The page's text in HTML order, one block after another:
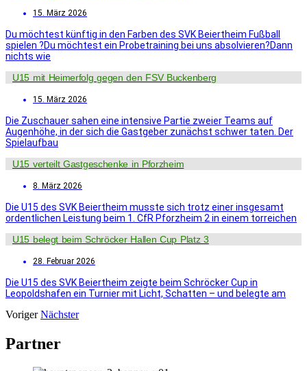
15. März 2026
Du möchtest künftig in den Farben des SVK Beiertheim Fußball
spielen ?Du möchtest ein Probetraining bei uns absolvieren?Dann
nichts wie
U15 mit Heimerfolg gegen den FSV Buckenberg
15. März 2026
Die Zuschauer sahen eine intensive Partie zweier Teams auf
Augenhöhe, in der sich die Gastgeber zunächst schwer taten. Der
Spielaufbau
U15 verteilt Gastgeschenke in Pforzheim
8. März 2026
Die U15 des SVK Beiertheim musste sich trotz einer insgesamt
ordentlichen Leistung beim 1. CfR Pforzheim 2 in einem torreichen
U15 belegt beim Schröcker Hallen Cup Platz 3
28. Februar 2026
Die U15 des SVK Beiertheim zeigte beim Schröcker Cup in
Leopoldshafen ein Turnier mit Licht, Schatten – und belegte am
Voriger Nächster
Partner